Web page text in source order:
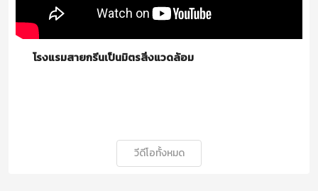
โรงแรมสายกรีนเป็นมิตรสิ่งแวดล้อม
วีดีโอทั้งหมด